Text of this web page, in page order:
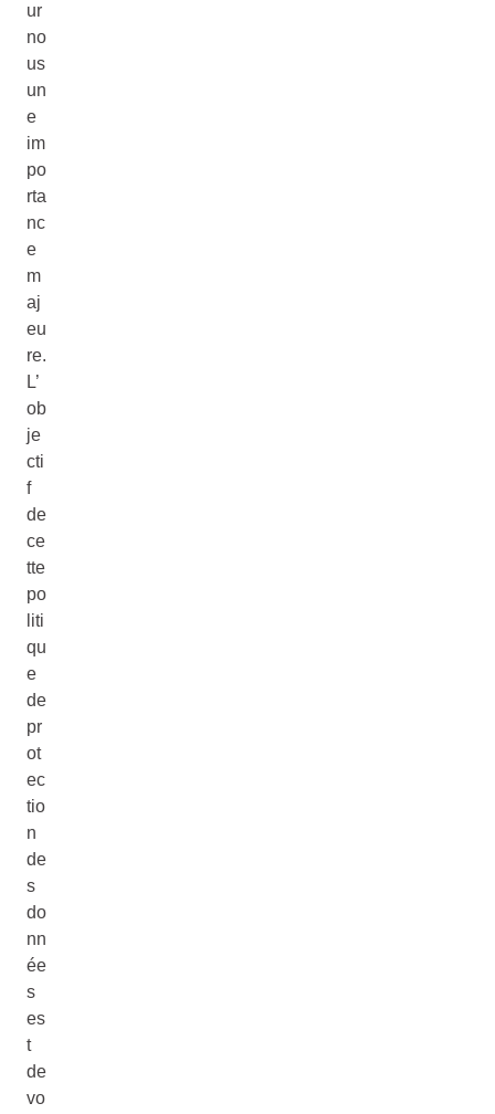
ur
no
us
un
e
im
po
rta
nc
e
m
aj
eu
re.
L’
ob
je
cti
f
de
ce
tte
po
liti
qu
e
de
pr
ot
ec
tio
n
de
s
do
nn
ée
s
es
t
de
vo